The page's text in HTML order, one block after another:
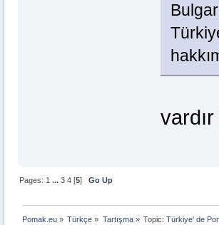
Pages: 1 ...3 4 [5]Go Up
Pomak.eu » Türkçe » Tartışma» Topic:Türkiye' de